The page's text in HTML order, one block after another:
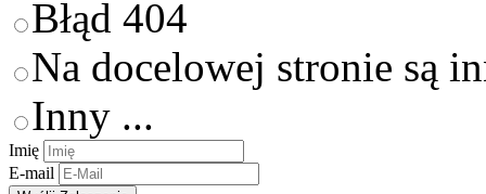
Błąd 404
Na docelowej stronie są
Inny ...
Imię
E-mail